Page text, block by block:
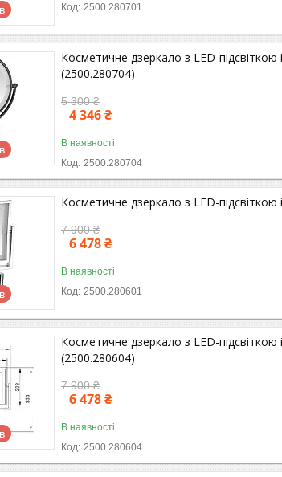
2500.280701
Косметичне дзеркало з LED-
(2500.280704)
5 300 ₴
4 346 ₴
В наявності
2500.280704
Косметичне дзеркало з LED-
7 900 ₴
6 478 ₴
В наявності
2500.280601
Косметичне дзеркало з LED-
(2500.280604)
7 900 ₴
6 478 ₴
В наявності
2500.280604